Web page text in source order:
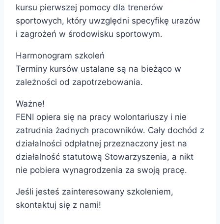
kursu pierwszej pomocy dla trenerów
sportowych, który uwzględni specyfikę urazów
i zagrożeń w środowisku sportowym.
Harmonogram szkoleń
Terminy kursów ustalane są na bieżąco w
zależności od zapotrzebowania.
Ważne!
FENI opiera się na pracy wolontariuszy i nie
zatrudnia żadnych pracowników. Cały dochód z
działalności odpłatnej przeznaczony jest na
działalność statutową Stowarzyszenia, a nikt
nie pobiera wynagrodzenia za swoją pracę.
Jeśli jesteś zainteresowany szkoleniem,
skontaktuj się z nami!